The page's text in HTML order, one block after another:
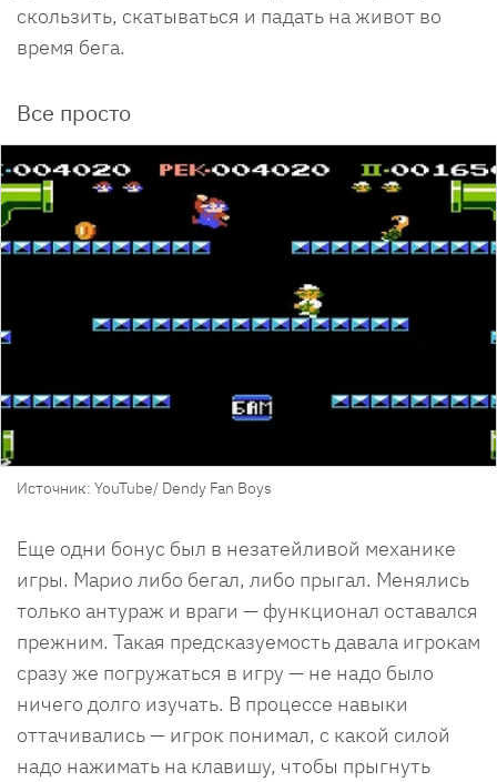
скользить, скатываться и падать на живот во
время бега.
Все просто
Источник: YouTube/ Dendy Fan Boys
Еще одни бонус был в незатейливой механике
игры. Марио либо бегал, либо прыгал. Менялись
только антураж и враги — функционал оставался
прежним. Такая предсказуемость давала игрокам
сразу же погружаться в игру — не надо было
ничего долго изучать. В процессе навыки
оттачивались — игрок понимал, с какой силой
надо нажимать на клавишу, чтобы прыгнуть